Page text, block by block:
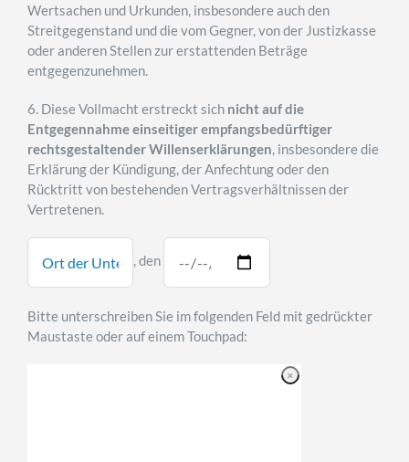
Wertsachen und Urkunden, insbesondere auch den
Streitgegenstand und die vom Gegner, von der Justizkasse
oder anderen Stellen zur erstattenden Beträge
entgegenzunehmen.
6. Diese Vollmacht erstreckt sich nicht auf die
Entgegennahme einseitiger empfangsbedürftiger
rechtsgestaltender Willenserklärungen, insbesondere die
Erklärung der Kündigung, der Anfechtung oder den
Rücktritt von bestehenden Vertragsverhältnissen der
Vertretenen.
, den
Bitte unterschreiben Sie im folgenden Feld mit gedrückter
Maustaste oder auf einem Touchpad: